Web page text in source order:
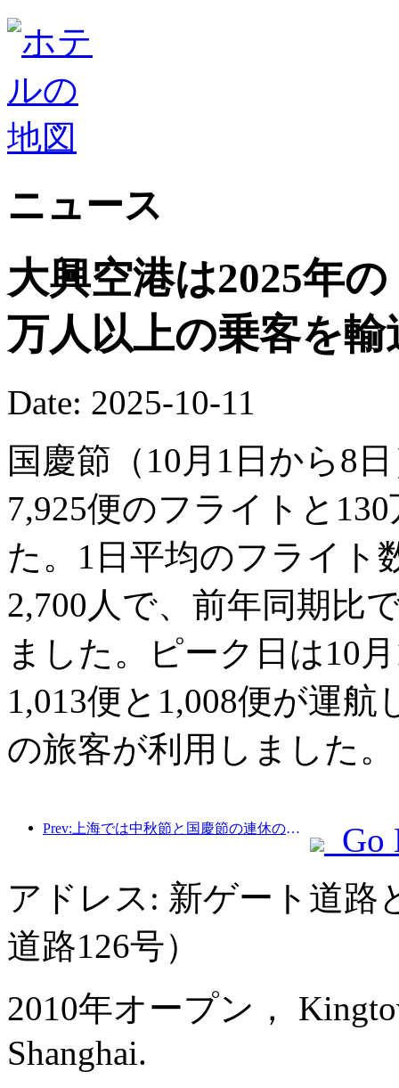
ニュース
大興空港は2025年
万人以上の乗客を
Date: 2025-10-11
国慶節（10月1日から8
7,925便のフライトと
た。1日平均のフライト
2,700人で、前年同期比
ました。ピーク日は10
1,013便と1,008便が運航
の旅客が利用しました。
Prev:上海では中秋節と国慶節の連休の最初の4日間で1,511万人を超える観光客が訪れ、前年比20%以上増加した。
Go
アドレス: 新ゲート道路
道路126号）
2010年オープン，
Shanghai.